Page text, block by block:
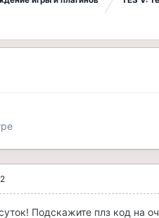
Подскажите плз код на